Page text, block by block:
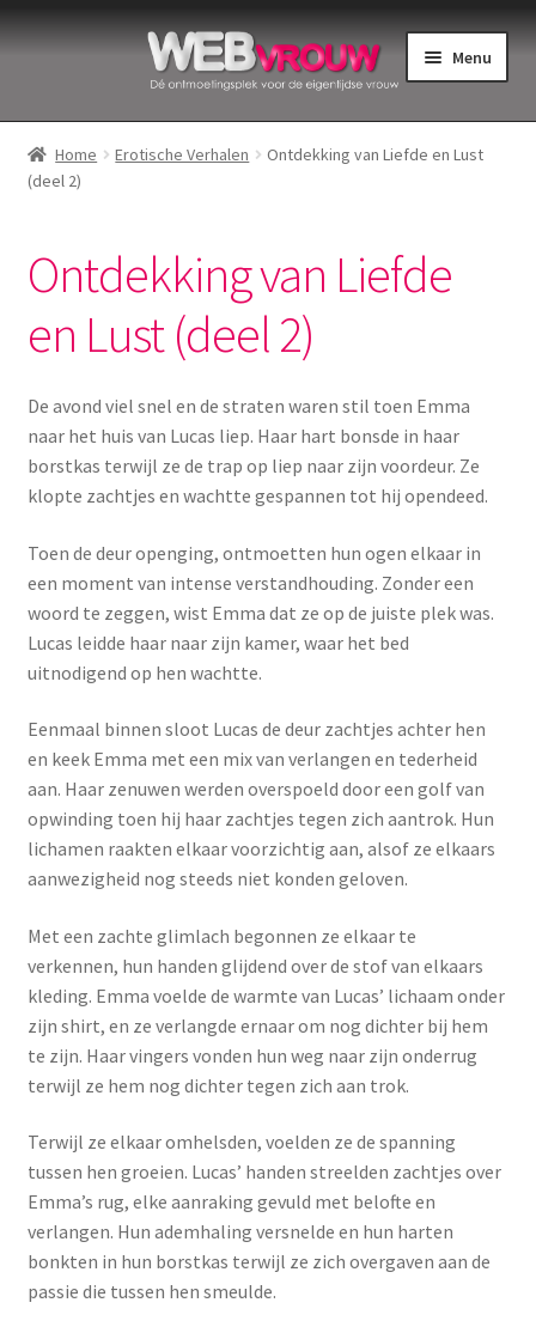
Ga
Ga
Menu
Home
Bekkenbodemspieren
Menstruatieondergoed
Menstruatiepijn
Menstruatiesponsjes
Seksualiteit
Stimulatie, vibrators
Verzorgingsproducten
Wasbaar maandverband
Wasbare zoogcompressen
Oefenbroekjes – zindelijkheidstraining
Yoni eggs
Diverse
Contact
Home Erotische Verhalen
Ontdekking van Liefde en Lust
(deel 2)
Ontdekking van Liefde
en Lust (deel 2)
De avond viel snel en de straten waren stil toen Emma
naar het huis van Lucas liep. Haar hart bonsde in haar
borstkas terwijl ze de trap op liep naar zijn voordeur. Ze
klopte zachtjes en wachtte gespannen tot hij opendeed.
Toen de deur openging, ontmoetten hun ogen elkaar in
een moment van intense verstandhouding. Zonder een
woord te zeggen, wist Emma dat ze op de juiste plek was.
Lucas leidde haar naar zijn kamer, waar het bed
uitnodigend op hen wachtte.
Eenmaal binnen sloot Lucas de deur zachtjes achter hen
en keek Emma met een mix van verlangen en tederheid
aan. Haar zenuwen werden overspoeld door een golf van
opwinding toen hij haar zachtjes tegen zich aantrok. Hun
lichamen raakten elkaar voorzichtig aan, alsof ze elkaars
aanwezigheid nog steeds niet konden geloven.
Met een zachte glimlach begonnen ze elkaar te
verkennen, hun handen glijdend over de stof van elkaars
kleding. Emma voelde de warmte van Lucas’ lichaam onder
zijn shirt, en ze verlangde ernaar om nog dichter bij hem
te zijn. Haar vingers vonden hun weg naar zijn onderrug
terwijl ze hem nog dichter tegen zich aan trok.
Terwijl ze elkaar omhelsden, voelden ze de spanning
tussen hen groeien. Lucas’ handen streelden zachtjes over
Emma’s rug, elke aanraking gevuld met belofte en
verlangen. Hun ademhaling versnelde en hun harten
bonkten in hun borstkas terwijl ze zich overgaven aan de
passie die tussen hen smeulde.